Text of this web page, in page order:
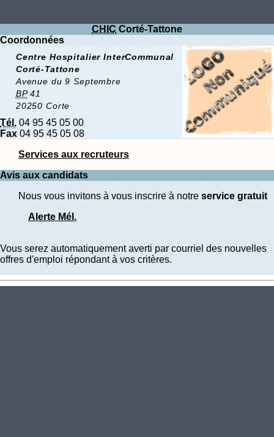
CHIC Corté-Tattone
Coordonnées
Centre Hospitalier InterCommunal
Corté-Tattone
Avenue du 9 Septembre
BP41
20250 Corte
Tél. 04 95 45 05 00
Fax 04 95 45 05 08
Services aux recruteurs
Avis aux candidats
Nous vous invitons à vous inscrire à notre service gratuit
Alerte Mél.
Vous serez automatiquement averti par courriel des nouvelles
offres d'emploi répondant à vos critères.